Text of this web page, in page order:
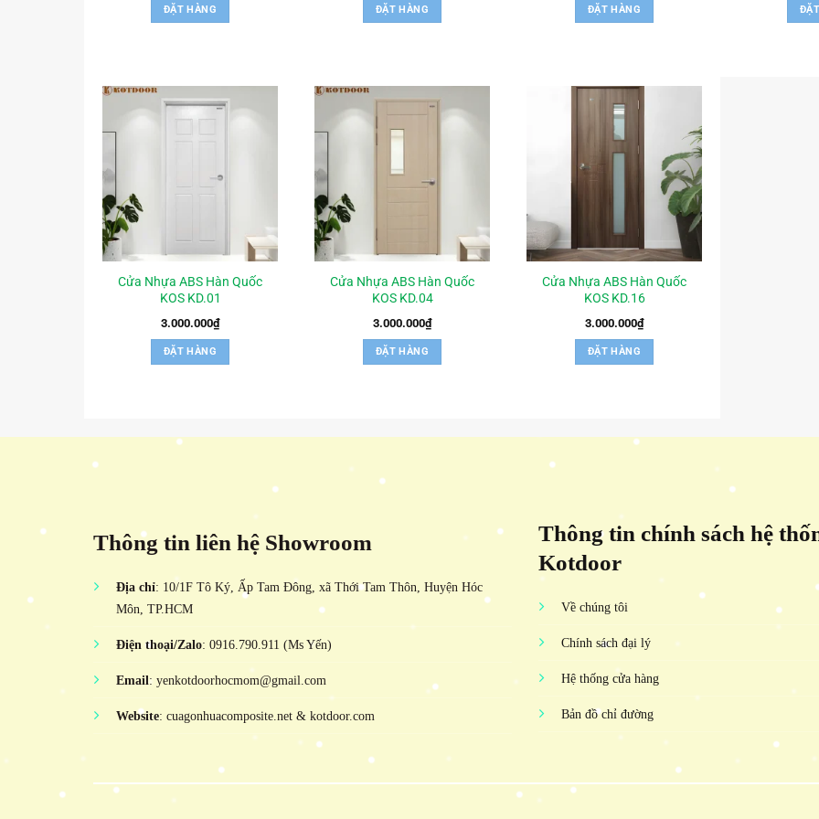
ĐẶT HÀNG ĐẶT HÀNG ĐẶT HÀNG
Cửa Nhựa ABS Hàn Quốc
KOS KD.01
3.000.000₫
ĐẶT HÀNG
Cửa Nhựa ABS Hàn Quốc
KOS KD.04
3.000.000₫
ĐẶT HÀNG
Cửa Nhựa ABS Hàn Quốc
KOS KD.16
3.000.000₫
ĐẶT HÀNG
Thông tin liên hệ Showroom
Địa chỉ: 10/1F Tô Ký, Ấp Tam Đông, xã Thới Tam Thôn, Huyện Hóc
Môn, TP.HCM
Điện thoại/Zalo: 0916.790.911 (Ms Yến)
Email: yenkotdoorhocmom@gmail.com
Website: cuagonhuacomposite.net & kotdoor.com
Thông tin chính sách hệ
Kotdoor
Về chúng tôi
Chính sách đại lý
Hệ thống cửa hàng
Bản đồ chỉ đường